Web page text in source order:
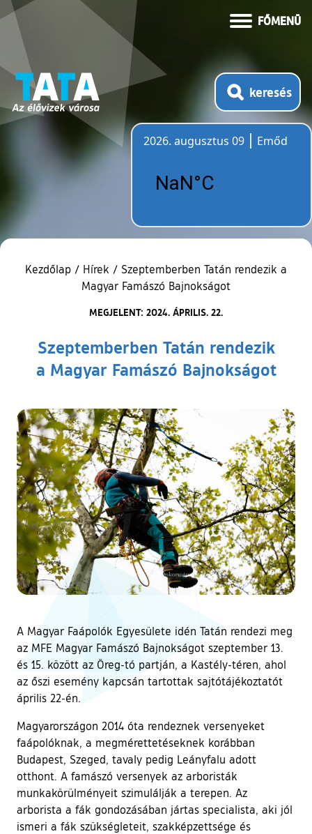
FŐMENÜ
keresés
2026. augusztus 09
Emőd
Kezdőlap / Hírek / Szeptemberben Tatán rendezik a
Magyar Famászó Bajnokságot
MEGJELENT: 2024. ÁPRILIS. 22.
Szeptemberben Tatán rendezik
a Magyar Famászó Bajnokságot
A Magyar Faápolók Egyesülete idén Tatán rendezi meg
az MFE Magyar Famászó Bajnokságot szeptember 13.
és 15. között az Öreg-tó partján, a Kastély-téren, ahol
az őszi esemény kapcsán tartottak sajtótájékoztatót
április 22-én.
Magyarországon 2014 óta rendeznek versenyeket
faápolóknak, a megmérettetéseknek korábban
Budapest, Szeged, tavaly pedig Leányfalu adott
otthont. A famászó versenyek az arboristák
munkakörülményeit szimulálják a terepen. Az
arborista a fák gondozásában jártas specialista, aki jól
ismeri a fák szükségleteit, szakképzettsége és